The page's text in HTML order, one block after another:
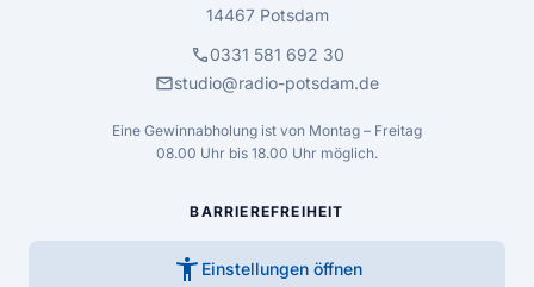
14467 Potsdam
call0331 581 692 30
mailstudio@radio-potsdam.de
Eine Gewinnabholung ist von Montag – Freitag
08.00 Uhr bis 18.00 Uhr möglich.
BARRIEREFREIHEIT
accessibility_new Einstellungen öffnen